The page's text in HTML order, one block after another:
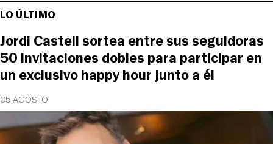
LO ÚLTIMO
05 AGOSTO
Jordi Castell sortea entre sus seguidoras
50 invitaciones dobles para participar en
un exclusivo happy hour junto a él